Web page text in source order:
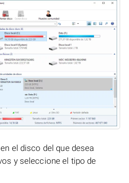
el disco del que desea
y seleccione el tipo de